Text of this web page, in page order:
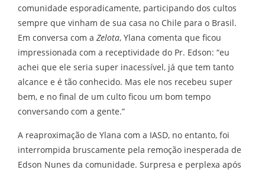
comunidade esporadicamente, participando dos cultos
sempre que vinham de sua casa no Chile para o Brasil.
Em conversa com a Zelota, Ylana comenta que ficou
impressionada com a receptividade do Pr. Edson: “eu
achei que ele seria super inacessível, já que tem tanto
alcance e é tão conhecido. Mas ele nos recebeu super
bem, e no final de um culto ficou um bom tempo
conversando com a gente.”
A reaproximação de Ylana com a IASD, no entanto, foi
interrompida bruscamente pela remoção inesperada de
Edson Nunes da comunidade. Surpresa e perplexa após